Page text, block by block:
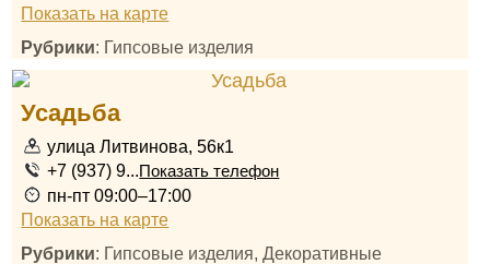
Показать на карте
Рубрики: Гипсовые изделия
Усадьба
улица Литвинова, 56к1
+7 (937) 9...Показать телефон
пн-пт 09:00–17:00
Показать на карте
Рубрики: Гипсовые изделия, Декоративные